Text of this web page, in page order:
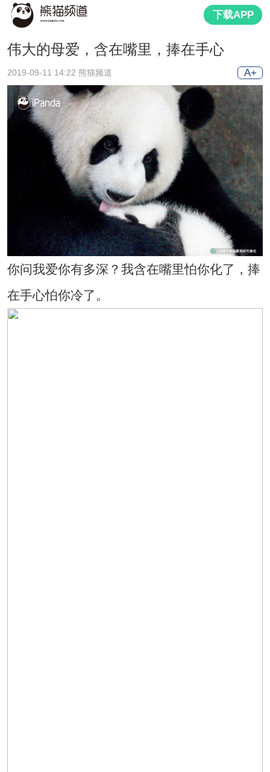
下载APP
伟大的母爱，含在嘴里，捧在手心
2019-09-11 14:22 熊猫频道 A+
你问我爱你有多深？我含在嘴里怕你化了，捧
在手心怕你冷了。